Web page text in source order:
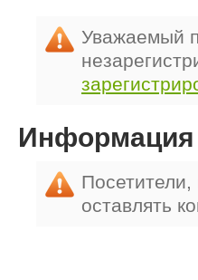
Уважаемый
Информация
оставлять